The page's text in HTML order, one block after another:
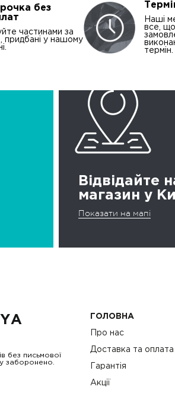
без
частинами за
придбані у нашому
Наші
все,
термін.
Відвідайте
магазин у
Показати на мапі
без письмової
заборонено.
ГОЛОВНА
Про нас
Доставка та оплата
Гарантія
Акції